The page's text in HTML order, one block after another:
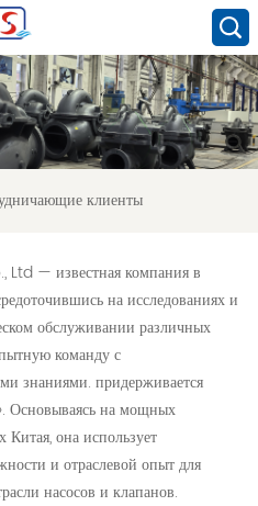
клиенты
— известная компания в
на исследованиях и
обслуживании различных
команду с
знаниями. придерживается
Основываясь на мощных
она использует
и отраслевой опыт для
насосов и клапанов.